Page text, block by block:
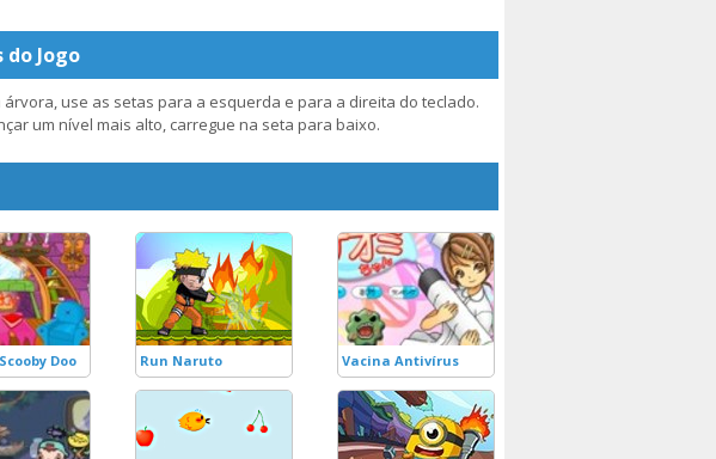
do Jogo
árvora, use as setas para a esquerda e para a direita do teclado.
um nível mais alto, carregue na seta para baixo.
Doo Run Naruto Vacina Antivírus